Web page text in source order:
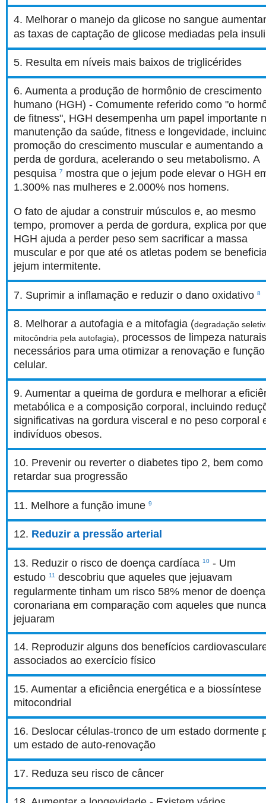
4. Melhorar o manejo da glicose no sangue
as taxas de captação de glicose mediadas pela
5. Resulta em níveis mais baixos de triglicérides
6. Aumenta a produção de hormônio de crescimento
humano (HGH) - Comumente referido como "o
de fitness", HGH desempenha um papel importante
manutenção da saúde, fitness e longevidade,
promoção do crescimento muscular e aumentando a
perda de gordura, acelerando o seu metabolismo. A
pesquisa7
mostra que o jejum pode elevar o HGH
1.300% nas mulheres e 2.000% nos homens.
O fato de ajudar a construir músculos e, ao mesmo
tempo, promover a perda de gordura, explica por
HGH ajuda a perder peso sem sacrificar a massa
muscular e por que até os atletas podem se
jejum intermitente.
7. Suprimir a inflamação e reduzir o dano oxidativo8
8. Melhorar a autofagia e a mitofagia (degradação
mitocôndria pela autofagia), processos de limpeza
necessários para uma otimizar a renovação e função
celular.
9. Aumentar a queima de gordura e melhorar a
metabólica e a composição corporal, incluindo
significativas na gordura visceral e no peso corporal
indivíduos obesos.
10. Prevenir ou reverter o diabetes tipo 2, bem como
retardar sua progressão
11. Melhore a função imune9
12. Reduzir a pressão arterial
13. Reduzir o risco de doença cardíaca10 - Um
estudo11 descobriu que aqueles que jejuavam
regularmente tinham um risco 58% menor de doença
coronariana em comparação com aqueles que nunca
jejuaram
14. Reproduzir alguns dos benefícios
associados ao exercício físico
15. Aumentar a eficiência energética e a biossíntese
mitocondrial
16. Deslocar células-tronco de um estado dormente
um estado de auto-renovação
17. Reduza seu risco de câncer